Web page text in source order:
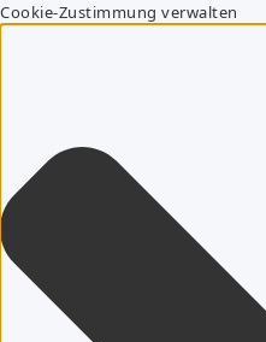
Cookie-Zustimmung verwalten